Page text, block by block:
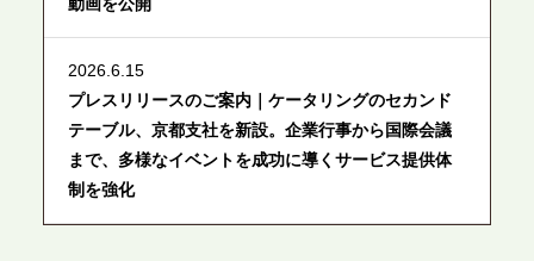
2026.6.15
プレスリリースのご案内｜ケータリングのセカンド
テーブル、京都支社を新設。企業行事から国際会議
まで、多様なイベントを成功に導くサービス提供体
制を強化